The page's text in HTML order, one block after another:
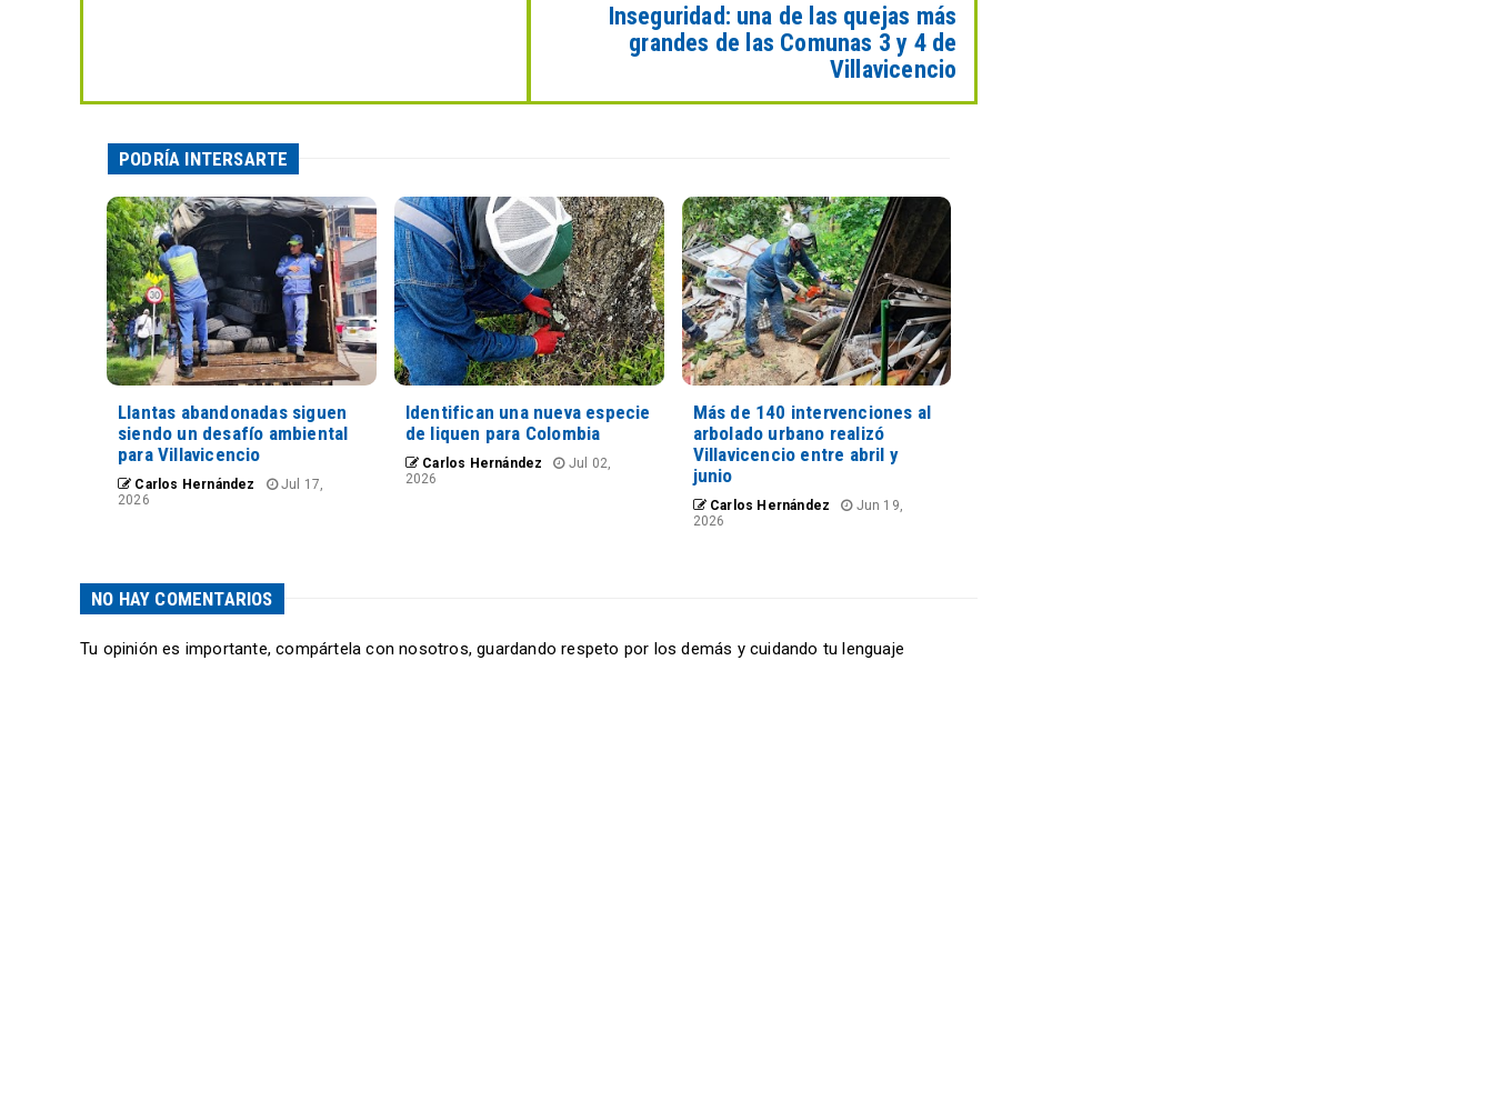
Inseguridad: una de las quejas más
grandes de las Comunas 3 y 4 de
Villavicencio
PODRÍA INTERSARTE
Llantas abandonadas siguen
siendo un desafío ambiental
para Villavicencio
Carlos Hernández
Jul 17,
2026
Identifican una nueva especie
de liquen para Colombia
Carlos Hernández
Jul 02,
2026
Más de 140 intervenciones al
arbolado urbano realizó
Villavicencio entre abril y
junio
Carlos Hernández
Jun 19,
2026
NO HAY COMENTARIOS
Tu opinión es importante, compártela con nosotros, guardando respeto por los demás y cuidando tu lenguaje